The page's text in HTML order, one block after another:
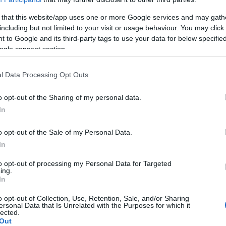
that this website/app uses one or more Google services and may
but not limited to your visit or usage behaviour. You may
to Google and its third-party tags to use your data for below
consent section.
Data Processing Opt Outs
opt-out of the Sharing of my personal data.
opt-out of the Sale of my Personal Data.
opt-out of processing my Personal Data for Targeted
opt-out of Collection, Use, Retention, Sale, and/or Sharing
Data that Is Unrelated with the Purposes for which it
ont montré qu'un certain nombre de
aider les gens à protéger leur santé en
saine.
gras, les œufs ou le chou frisé, ont un effet
épices, comme le curcuma, la cannelle, le
similaire. Une étude récente a montré que
sur le cerveau.